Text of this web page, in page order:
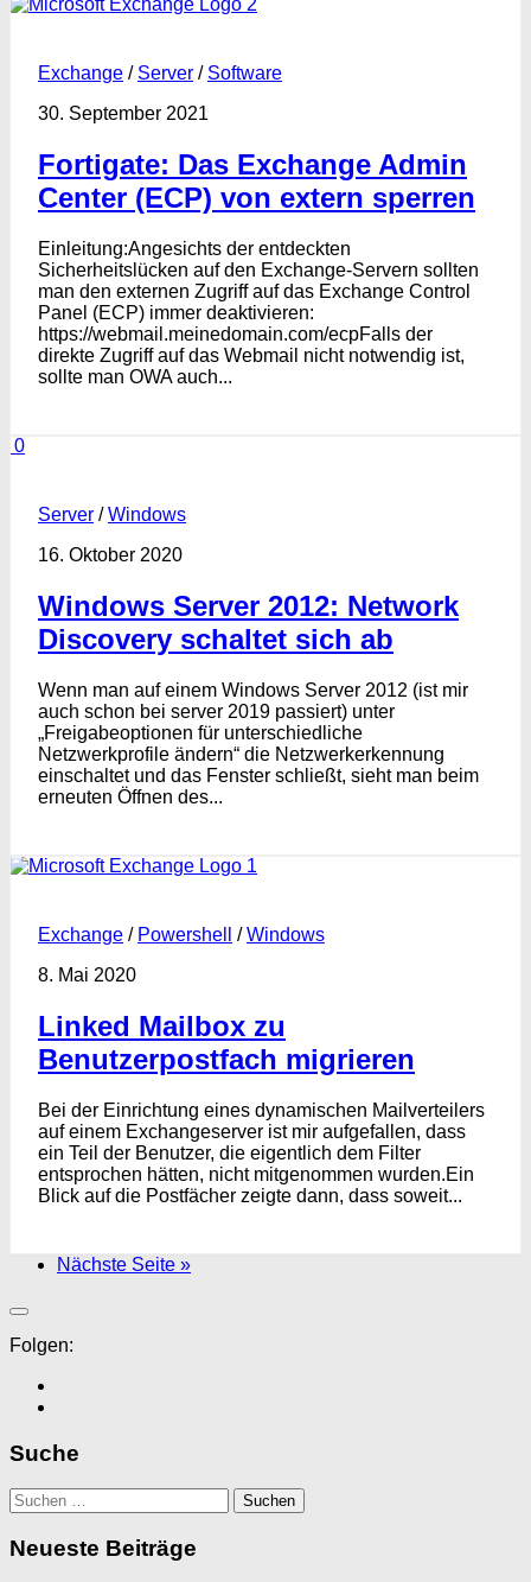
2
Exchange / Server / Software
30. September 2021
Fortigate: Das Exchange Admin
Center (ECP) von extern sperren
Einleitung:Angesichts der entdeckten
Sicherheitslücken auf den Exchange-Servern sollten
man den externen Zugriff auf das Exchange Control
Panel (ECP) immer deaktivieren:
https://webmail.meinedomain.com/ecpFalls der
direkte Zugriff auf das Webmail nicht notwendig ist,
sollte man OWA auch...
0
Server /Windows
16. Oktober 2020
Windows Server 2012: Network
Discovery schaltet sich ab
Wenn man auf einem Windows Server 2012 (ist mir
auch schon bei server 2019 passiert) unter
„Freigabeoptionen für unterschiedliche
Netzwerkprofile ändern“ die Netzwerkerkennung
einschaltet und das Fenster schließt, sieht man beim
erneuten Öffnen des...
1
Exchange / Powershell /Windows
8. Mai 2020
Linked Mailbox zu
Benutzerpostfach migrieren
Bei der Einrichtung eines dynamischen Mailverteilers
auf einem Exchangeserver ist mir aufgefallen, dass
ein Teil der Benutzer, die eigentlich dem Filter
entsprochen hätten, nicht mitgenommen wurden.Ein
Blick auf die Postfächer zeigte dann, dass soweit...
Nächste Seite »
Folgen:
Suche
Suchen
nach:
Neueste Beiträge